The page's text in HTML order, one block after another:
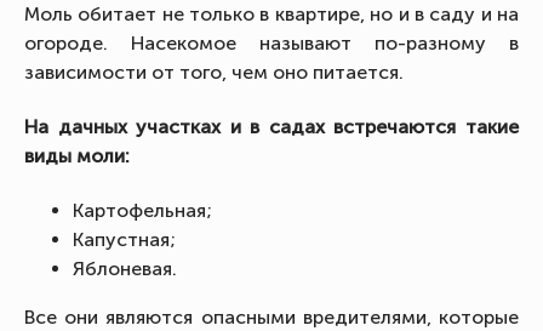
Моль обитает не только в квартире, но и в саду и на
огороде. Насекомое называют по-разному в
зависимости от того, чем оно питается.
На дачных участках и в садах встречаются такие
виды моли:
Картофельная;
Капустная;
Яблоневая.
Все они являются опасными вредителями, которые